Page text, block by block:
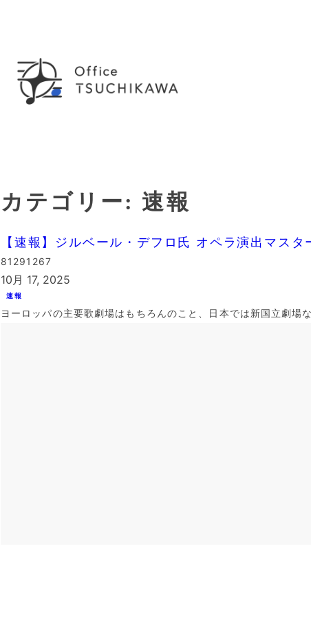
カテゴリー: 速報
【速報】ジルベール・デフロ氏 オペラ演出マスタ
81291267
10月 17, 2025
速報
ヨーロッパの主要歌劇場はもちろんのこと、日本では新国立劇